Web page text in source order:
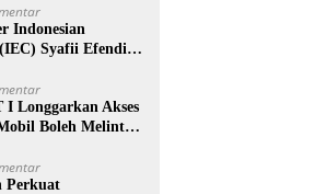
Indonesian
Syafii Efendi
I Longgarkan Akses
Boleh Melintas
Perkuat